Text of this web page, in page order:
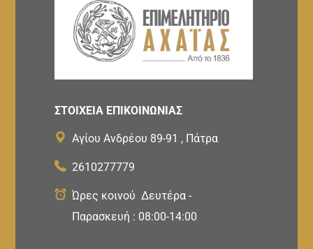
ΣΤΟΙΧΕΙΑ ΕΠΙΚΟΙΝΩΝΙΑΣ
Αγίου Ανδρέου 89-91 , Πάτρα
2610277779
Ώρες κοινού Δευτέρα -
Παρασκευή : 08:00-14:00